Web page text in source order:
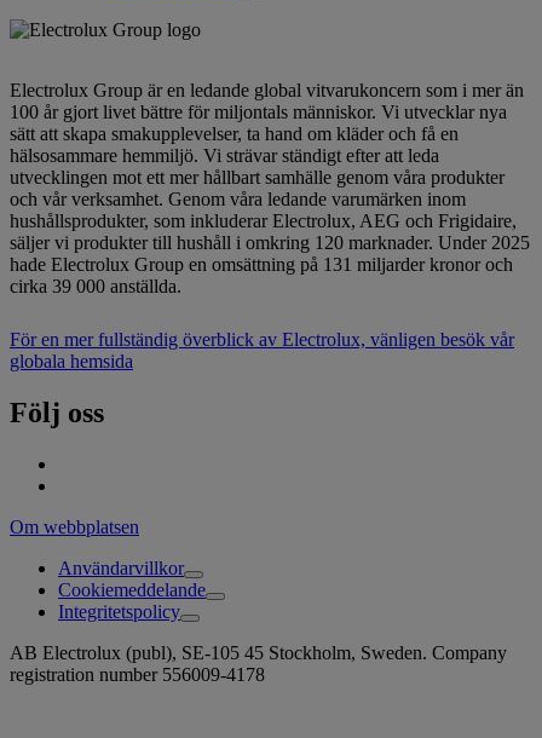
Electrolux Group är en ledande global vitvarukoncern som i mer än
100 år gjort livet bättre för miljontals människor. Vi utvecklar nya
sätt att skapa smakupplevelser, ta hand om kläder och få en
hälsosammare hemmiljö. Vi strävar ständigt efter att leda
utvecklingen mot ett mer hållbart samhälle genom våra produkter
och vår verksamhet. Genom våra ledande varumärken inom
hushållsprodukter, som inkluderar Electrolux, AEG och Frigidaire,
säljer vi produkter till hushåll i omkring 120 marknader. Under 2025
hade Electrolux Group en omsättning på 131 miljarder kronor och
cirka 39 000 anställda.
För en mer fullständig överblick av Electrolux, vänligen besök vår
globala hemsida
Följ oss
Om webbplatsen
Användarvillkor
Cookiemeddelande
Integritetspolicy
AB Electrolux (publ), SE-105 45 Stockholm, Sweden. Company
registration number 556009-4178